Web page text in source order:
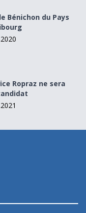
Bénichon du Pays
Ropraz ne sera